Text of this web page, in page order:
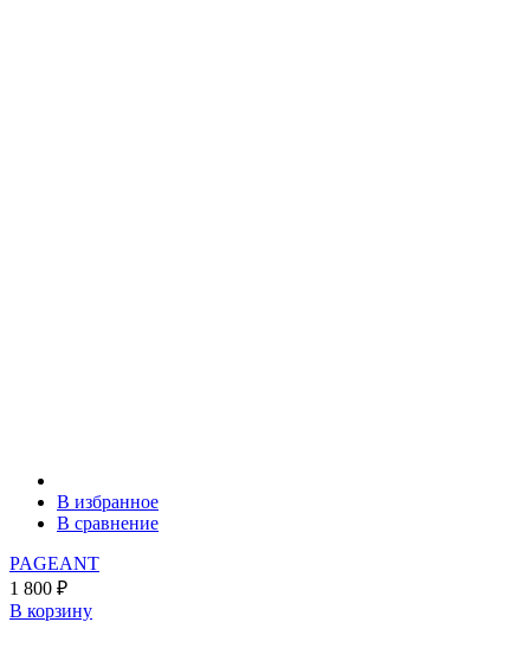
В избранное
В сравнение
PAGEANT
1 800 ₽
В корзину